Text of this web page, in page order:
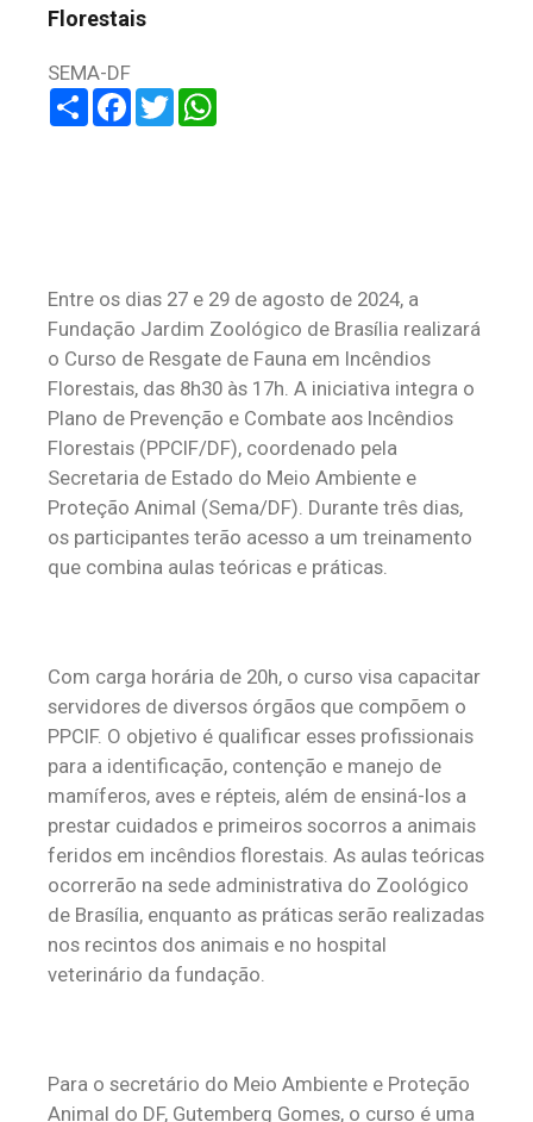
Florestais
SEMA-DF
ShareFacebook
Twitter
Entre os dias 27 e 29 de agosto de 2024, a
Fundação Jardim Zoológico de Brasília realizará
o Curso de Resgate de Fauna em Incêndios
Florestais, das 8h30 às 17h. A iniciativa integra o
Plano de Prevenção e Combate aos Incêndios
Florestais (PPCIF/DF), coordenado pela
Secretaria de Estado do Meio Ambiente e
Proteção Animal (Sema/DF). Durante três dias,
os participantes terão acesso a um treinamento
que combina aulas teóricas e práticas.
Com carga horária de 20h, o curso visa capacitar
servidores de diversos órgãos que compõem o
PPCIF. O objetivo é qualificar esses profissionais
para a identificação, contenção e manejo de
mamíferos, aves e répteis, além de ensiná-los a
prestar cuidados e primeiros socorros a animais
feridos em incêndios florestais. As aulas teóricas
ocorrerão na sede administrativa do Zoológico
de Brasília, enquanto as práticas serão realizadas
nos recintos dos animais e no hospital
veterinário da fundação.
Para o secretário do Meio Ambiente e Proteção
Animal do DF, Gutemberg Gomes, o curso é uma